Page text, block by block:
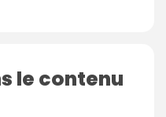
le contenu